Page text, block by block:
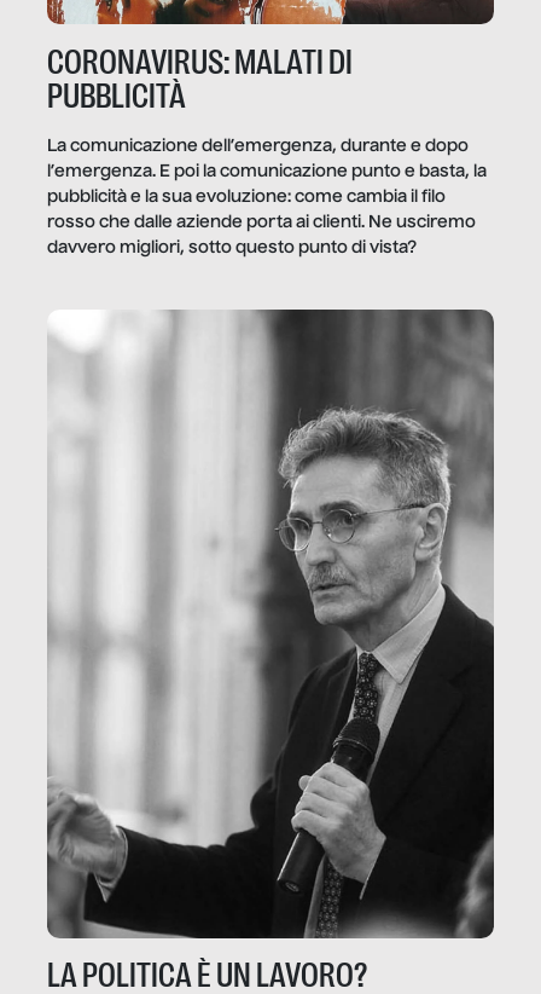
CORONAVIRUS: MALATI DI
PUBBLICITÀ
La comunicazione dell’emergenza, durante e dopo
l’emergenza. E poi la comunicazione punto e basta, la
pubblicità e la sua evoluzione: come cambia il filo
rosso che dalle aziende porta ai clienti. Ne usciremo
davvero migliori, sotto questo punto di vista?
LA POLITICA È UN LAVORO?